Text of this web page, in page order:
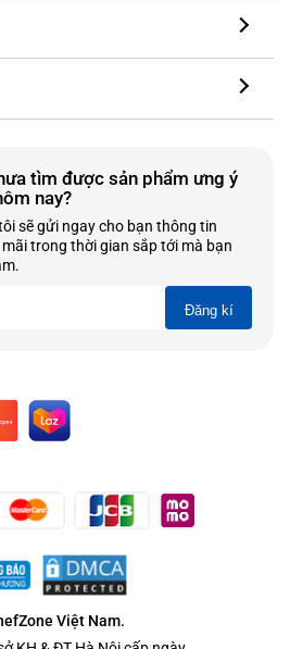
tìm được sản phẩm ưng ý
nay?
sẽ gửi ngay cho bạn thông tin
mãi trong thời gian sắp tới mà bạn
Đăng kí
Việt Nam.